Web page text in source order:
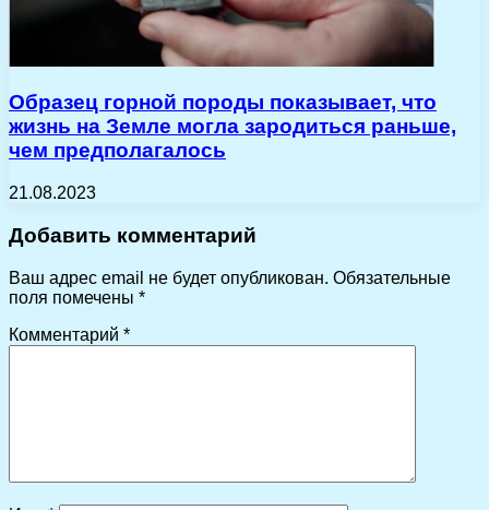
Образец горной породы показывает, что
жизнь на Земле могла зародиться раньше,
чем предполагалось
21.08.2023
Добавить комментарий
Ваш адрес email не будет опубликован. Обязательные
поля помечены *
Комментарий *